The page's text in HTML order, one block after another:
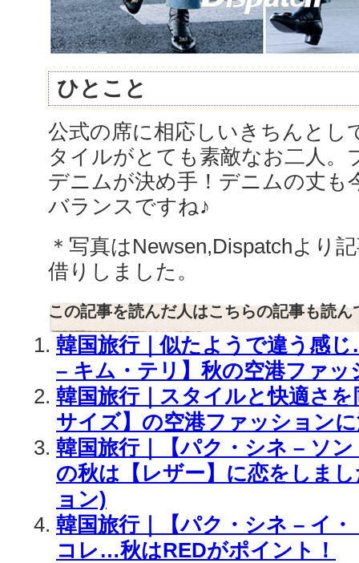
ひとこと
公式の席に相応しいきちんとし
タイルがとても素敵なお二人。
デニムが決め手！デニムの丈も
バランスですね♪
＊写真はNewsen,Dispatchより
借りしました。
この記事を読んだ人はこちらの記事も読ん
韓国旅行｜似たようで違う感
– キム・テリ】秋の空港ファッ
韓国旅行｜スタイルと快適さ
サイズ】の空港ファッション
韓国旅行｜【パク・シネ – ソ
の秋は【レザー】に恋をしま
ョン)
韓国旅行｜【パク・シネ – イ
コレ…秋はREDがポイント！